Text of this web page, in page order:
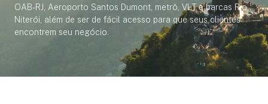
OAB-RJ, Aeroporto Santos Dumont, metrô, VLT e barcas Rio
Niterói, além de ser de fácil acesso para que seus clientes
encontrem seu negócio.